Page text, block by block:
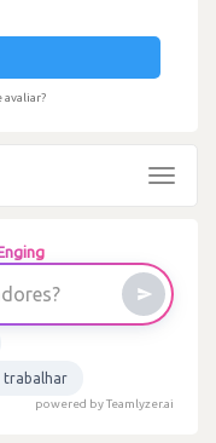
avaliar?
Toggle
d ores?
trabalhar
powered by Teamlyzer.ai